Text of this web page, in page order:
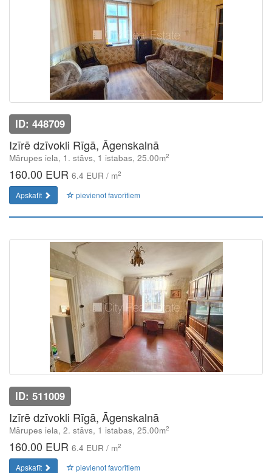
ID: 448709
Izīrē dzīvokli Rīgā, Āgenskalnā
Mārupes iela, 1. stāvs, 1 istabas, 25.00m2
160.00 EUR 6.4 EUR / m2
Apskatīt pievienot favorītiem
ID: 511009
Izīrē dzīvokli Rīgā, Āgenskalnā
Mārupes iela, 2. stāvs, 1 istabas, 25.00m2
160.00 EUR 6.4 EUR / m2
Apskatīt pievienot favorītiem